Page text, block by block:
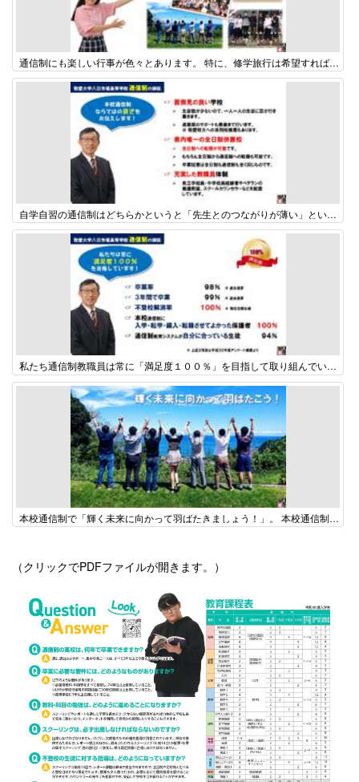
通信制にも楽しい行事が色々とあります。 特に、修学旅行は希望すれば毎年参加可能ですし、遠足は家族の参加も可能です。 それ以外にもスポーツ大会やボランティア活動などもあり、同級生との交流も深まりますよ。
自学自習の通信制はどちらかというと「先生とのつながりが薄い」というイメージがあるかもしれませんが、本校は全然違います。特に地元の生徒が多いということもあるのかもしれませんが、スクーリング以外でも学校に顔を出す生徒も多く、先生方も熱心に面倒を見ています。 また、本校は県内で唯一の全日制、通信制併置校ですから、全日制から通信制へ、通信制から全日制へと転籍することができます。
私たち通信制教職員は常に「満足度１００％」を目指して取り組んでいます。 私たちと一緒に学びを深めてみませんか？
本校通信制で「輝く未来に向かって羽ばたきましょう！」。 本校通信制に興味・関心が沸いてきたら、いつでも結構ですのでお問い合わせください。 個別相談は１年を通して実施しています。 まずはお電話を！
（クリックでPDFファイルが開きます。）